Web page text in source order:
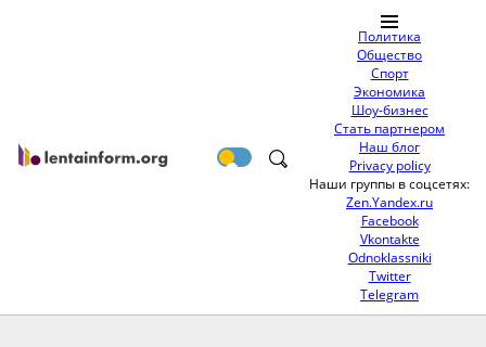
Политика
Общество
Спорт
Экономика
Шоу-бизнес
Стать партнером
Наш блог
Privacy policy
Наши группы в соцсетях:
Zen.Yandex.ru
Facebook
Vkontakte
Odnoklassniki
Twitter
Telegram